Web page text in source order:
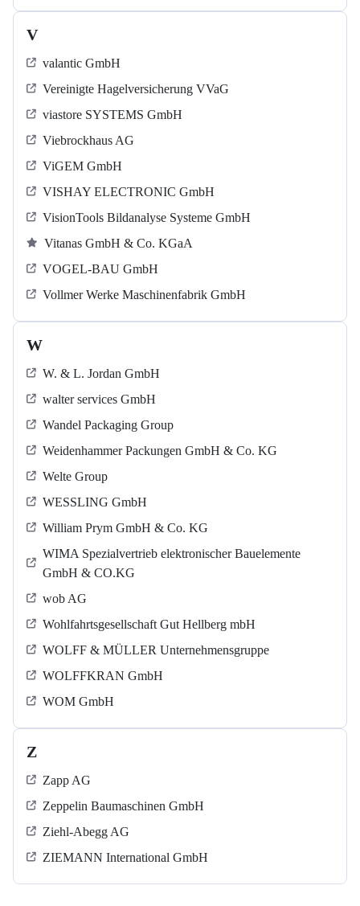
V
valantic GmbH
Vereinigte Hagelversicherung VVaG
viastore SYSTEMS GmbH
Viebrockhaus AG
ViGEM GmbH
VISHAY ELECTRONIC GmbH
VisionTools Bildanalyse Systeme GmbH
Vitanas GmbH & Co. KGaA
VOGEL-BAU GmbH
Vollmer Werke Maschinenfabrik GmbH
W
W. & L. Jordan GmbH
walter services GmbH
Wandel Packaging Group
Weidenhammer Packungen GmbH & Co. KG
Welte Group
WESSLING GmbH
William Prym GmbH & Co. KG
WIMA Spezialvertrieb elektronischer Bauelemente
GmbH & CO.KG
wob AG
Wohlfahrtsgesellschaft Gut Hellberg mbH
WOLFF & MÜLLER Unternehmensgruppe
WOLFFKRAN GmbH
WOM GmbH
Z
Zapp AG
Zeppelin Baumaschinen GmbH
Ziehl-Abegg AG
ZIEMANN International GmbH